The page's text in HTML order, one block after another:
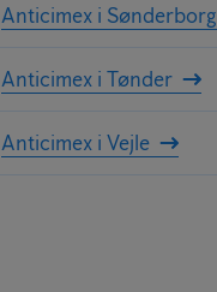
Anticimex i Sønderborg
Anticimex i Tønder
Anticimex i Vejle